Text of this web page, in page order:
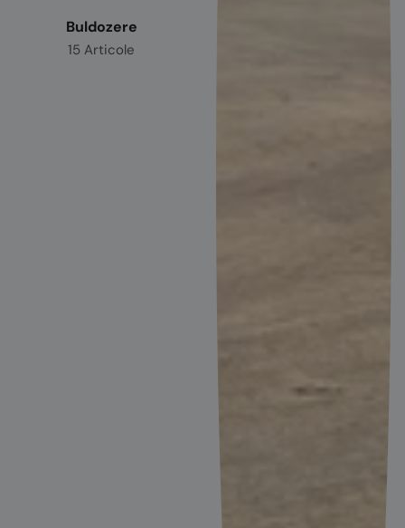
Buldozere
15 Articole